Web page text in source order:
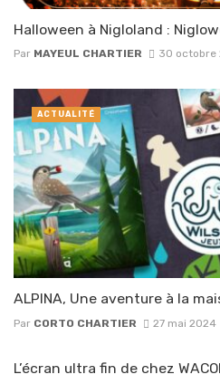
Halloween à Nigloland :
Par MAYEUL CHARTIER 30 octobre
ALPINA, Une aventure à la
Par CORTO CHARTIER 27 mai 2024
ACTUALITÉ
L’écran ultra fin de chez